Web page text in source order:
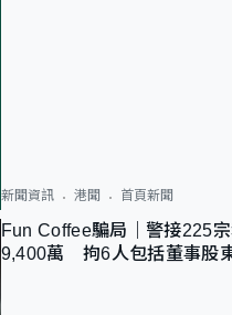
新聞資訊 港聞 首頁新聞
Fun Coffee騙局｜警接225
9,400萬 拘6人包括董事股